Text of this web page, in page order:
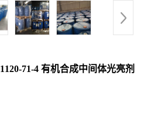
71-4 有机合成中间体光亮剂